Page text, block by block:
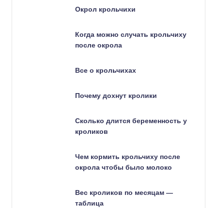
Окрол крольчихи
Когда можно случать крольчиху
после окрола
Все о крольчихах
Почему дохнут кролики
Сколько длится беременность у
кроликов
Чем кормить крольчиху после
окрола чтобы было молоко
Вес кроликов по месяцам —
таблица